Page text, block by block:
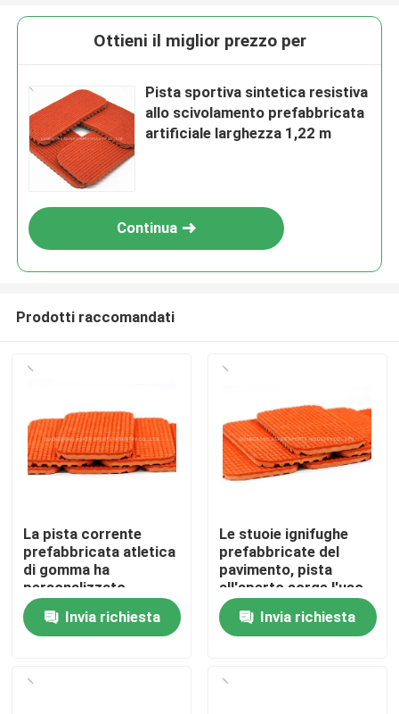
Casa.
Ottieni il miglior prezzo per
Pista sportiva sintetica resistiva
allo scivolamento prefabbricata
artificiale larghezza 1,22 m
Continua
Prodotti raccomandati
La pista corrente
prefabbricata atletica
di gomma ha
personalizzato
ignifugo
Invia richiesta
Le stuoie ignifughe
prefabbricate del
pavimento, pista
all'aperto sorge l'uso
della pista
Invia richiesta